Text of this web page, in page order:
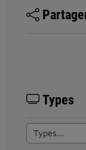
Types